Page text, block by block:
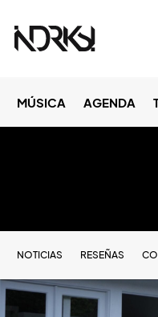
MÚSICA AGENDA
NOTICIAS RESEÑAS